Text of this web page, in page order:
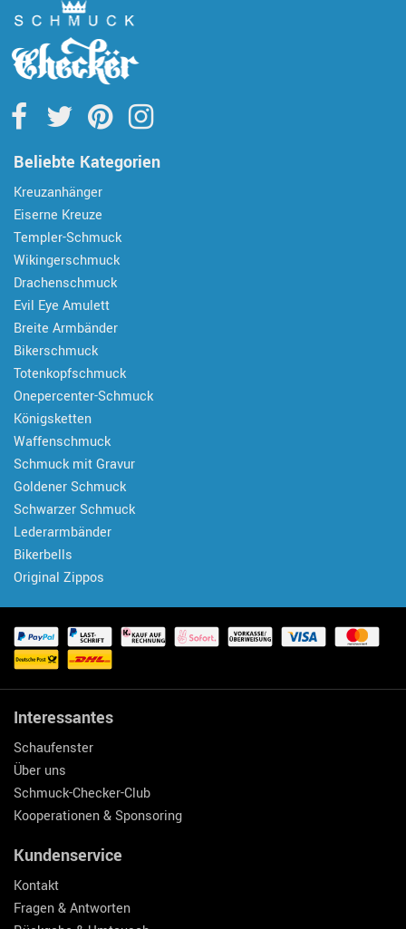
Beliebte Kategorien
Kreuzanhänger
Eiserne Kreuze
Templer-Schmuck
Wikingerschmuck
Drachenschmuck
Evil Eye Amulett
Breite Armbänder
Bikerschmuck
Totenkopfschmuck
Onepercenter-Schmuck
Königsketten
Waffenschmuck
Schmuck mit Gravur
Goldener Schmuck
Schwarzer Schmuck
Lederarmbänder
Bikerbells
Original Zippos
Interessantes
Schaufenster
Über uns
Schmuck-Checker-Club
Kooperationen & Sponsoring
Kundenservice
Kontakt
Fragen & Antworten